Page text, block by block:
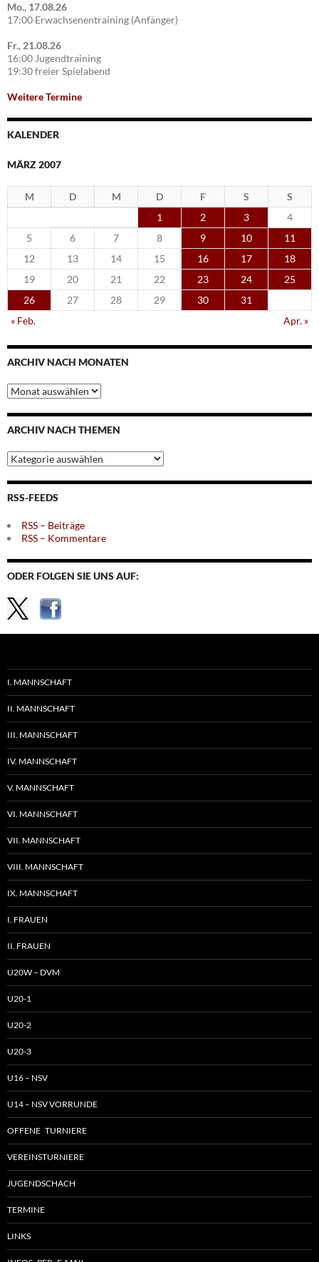
Mo., 17.08.26
17:00 Erwachsenentraining (Anfänger)
Fr., 21.08.26
16:00 Jugendtraining
19:30 freier Spielabend
Weitere Termine
KALENDER
MÄRZ 2007
M D M D F S
S
1
2 3
4
5
6 7 8 9 10
11
12
13 14 15 16 17
18
19
20 21 22 23 24
25
26
27 28 29 30
31
« Feb.
Apr. »
ARCHIV NACH MONATEN
Archiv
nach
Monaten
ARCHIV NACH THEMEN
Archiv
nach
Themen
RSS-FEEDS
RSS – Beiträge
RSS – Kommentare
ODER FOLGEN SIE UNS AUF:
I. MANNSCHAFT
II. MANNSCHAFT
III. MANNSCHAFT
IV. MANNSCHAFT
V. MANNSCHAFT
VI. MANNSCHAFT
VII. MANNSCHAFT
VIII. MANNSCHAFT
IX. MANNSCHAFT
I. FRAUEN
II. FRAUEN
U20W – DVM
U20-1
U20-2
U20-3
U16 – NSV
U14 – NSV VORRUNDE
OFFENE TURNIERE
VEREINSTURNIERE
JUGENDSCHACH
TERMINE
LINKS